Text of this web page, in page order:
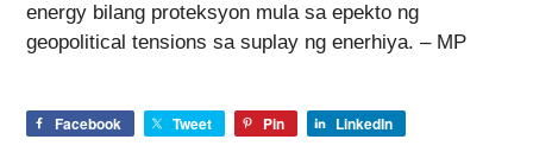
energy bilang proteksyon mula sa epekto ng
geopolitical tensions sa suplay ng enerhiya. – MP
Facebook Tweet Pin LinkedIn